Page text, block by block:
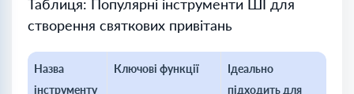
Таблиця: Популярні інструменти ШІ для
створення святкових привітань
Назва
інструменту
Ключові функції
Ідеально
підходить для